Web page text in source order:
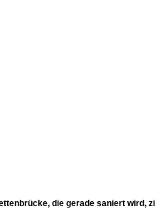
die gerade saniert wird,